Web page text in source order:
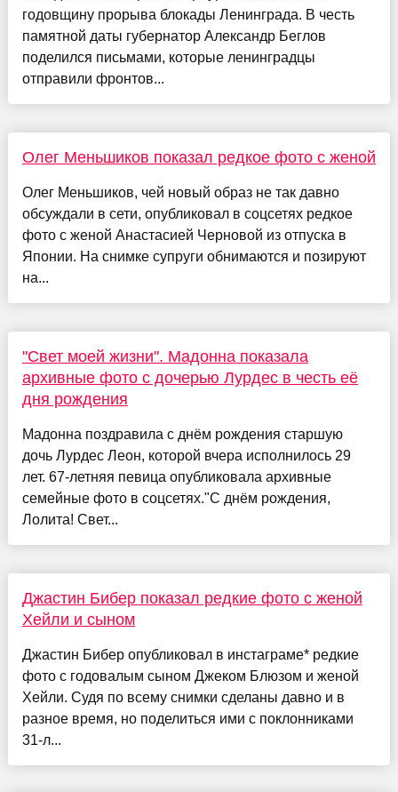
годовщину прорыва блокады Ленинграда. В честь
памятной даты губернатор Александр Беглов
поделился письмами, которые ленинградцы
отправили фронтов...
Олег Меньшиков показал редкое фото с женой
Олег Меньшиков, чей новый образ не так давно
обсуждали в сети, опубликовал в соцсетях редкое
фото с женой Анастасией Черновой из отпуска в
Японии. На снимке супруги обнимаются и позируют
на...
"Свет моей жизни". Мадонна показала
архивные фото с дочерью Лурдес в честь её
дня рождения
Мадонна поздравила с днём рождения старшую
дочь Лурдес Леон, которой вчера исполнилось 29
лет. 67-летняя певица опубликовала архивные
семейные фото в соцсетях."С днём рождения,
Лолита! Свет...
Джастин Бибер показал редкие фото с женой
Хейли и сыном
Джастин Бибер опубликовал в инстаграме* редкие
фото с годовалым сыном Джеком Блюзом и женой
Хейли. Судя по всему снимки сделаны давно и в
разное время, но поделиться ими с поклонниками
31-л...